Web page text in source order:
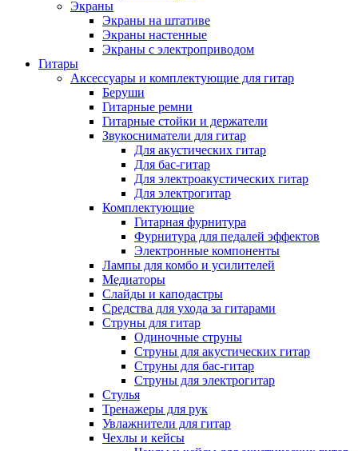
Экраны
Экраны на штативе
Экраны настенные
Экраны с электроприводом
Гитары
Аксессуары и комплектующие для гитар
Беруши
Гитарные ремни
Гитарные стойки и держатели
Звукосниматели для гитар
Для акустических гитар
Для бас-гитар
Для электроакустических гитар
Для электрогитар
Комплектующие
Гитарная фурнитура
Фурнитура для педалей эффектов
Электронные компоненты
Лампы для комбо и усилителей
Медиаторы
Слайды и каподастры
Средства для ухода за гитарами
Струны для гитар
Одиночные струны
Струны для акустических гитар
Струны для бас-гитар
Струны для электрогитар
Стулья
Тренажеры для рук
Увлажнители для гитар
Чехлы и кейсы